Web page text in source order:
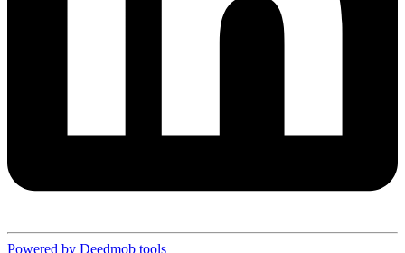
Powered by Deedmob tools